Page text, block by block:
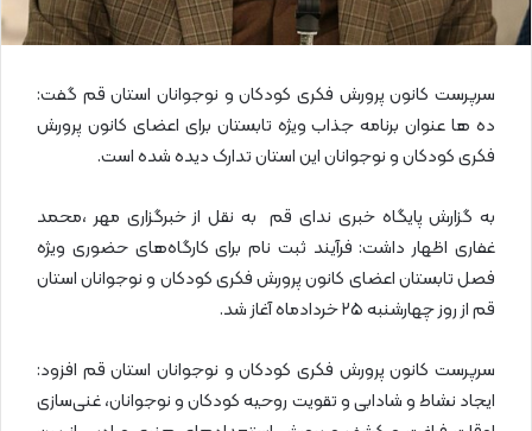
سرپرست کانون پرورش فکری کودکان و نوجوانان استان قم گفت:
ده ها عنوان برنامه جذاب ویژه تابستان برای اعضای کانون پرورش
فکری کودکان و نوجوانان این استان تدارک دیده شده است.
به گزارش پایگاه خبری ندای قم به نقل از خبرگزاری مهر ،محمد
غفاری اظهار داشت: فرآیند ثبت نام برای کارگاه‌های حضوری ویژه
فصل تابستان اعضای کانون پرورش فکری کودکان و نوجوانان استان
قم از روز چهارشنبه ۲۵ خردادماه آغاز شد.
سرپرست کانون پرورش فکری کودکان و نوجوانان استان قم افزود:
ایجاد نشاط و شادابی و تقویت روحیه کودکان و نوجوانان، غنی‌سازی